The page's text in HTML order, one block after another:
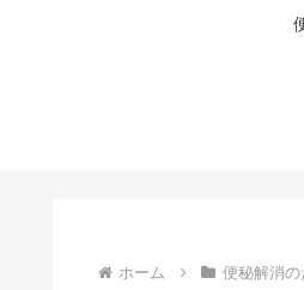
ホーム 便秘解消